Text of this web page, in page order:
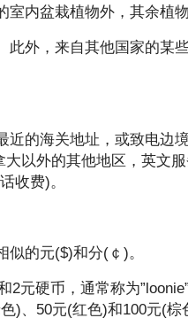
内盆栽植物外，其余植
外，来自其他国家的某
的海关地址，或致电边
以外的其他地区，英文
收费)。
的元($)和分(￠)。
元硬币，通常称为
)、50元(红色)和100元(棕